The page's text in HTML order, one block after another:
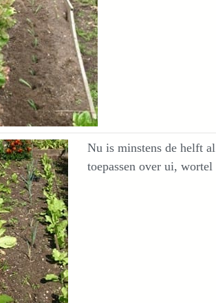
Nu is minstens de helft
toepassen over ui, wortel